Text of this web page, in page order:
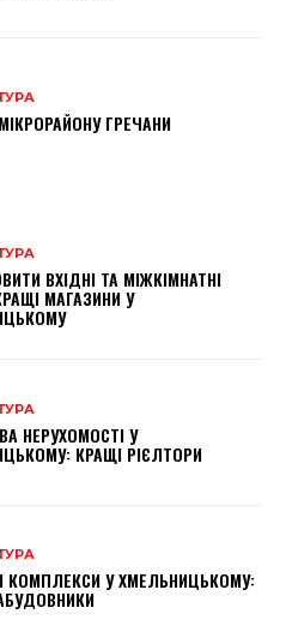
ГРЕЧАНИ
ВХІДНІ ТА МІЖКІМНАТНІ
МАГАЗИНИ У
НЕРУХОМОСТІ У
КРАЩІ РІЄЛТОРИ
КОМПЛЕКСИ У ХМЕЛЬНИЦЬКОМУ: